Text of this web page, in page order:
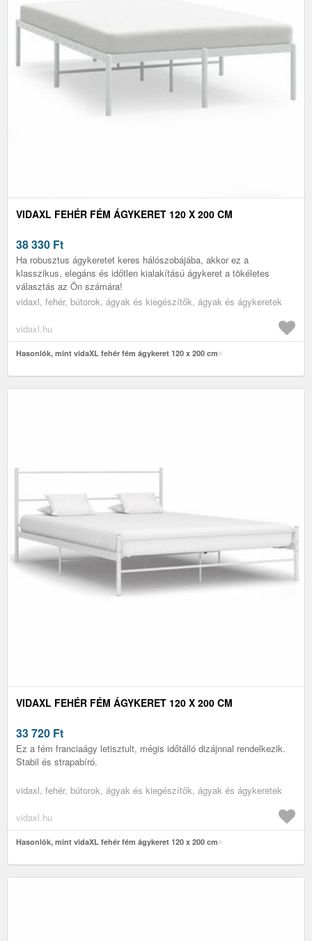
VIDAXL FEHÉR FÉM ÁGYKERET 120 X 200 CM
38 330 Ft
Ha robusztus ágykeretet keres hálószobájába, akkor ez a
klasszikus, elegáns és időtlen kialakítású ágykeret a tökéletes
választás az Ön számára!
vidaxl, fehér, bútorok, ágyak és kiegészítők, ágyak és ágykeretek
vidaxl.hu
Hasonlók, mint vidaXL fehér fém ágykeret 120 x 200 cm
VIDAXL FEHÉR FÉM ÁGYKERET 120 X 200 CM
33 720 Ft
Ez a fém franciaágy letisztult, mégis időtálló dizájnnal rendelkezik.
Stabil és strapabíró.
vidaxl, fehér, bútorok, ágyak és kiegészítők, ágyak és ágykeretek
vidaxl.hu
Hasonlók, mint vidaXL fehér fém ágykeret 120 x 200 cm